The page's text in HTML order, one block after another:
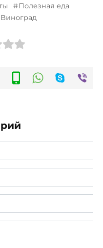
Полезная еда
Виноград